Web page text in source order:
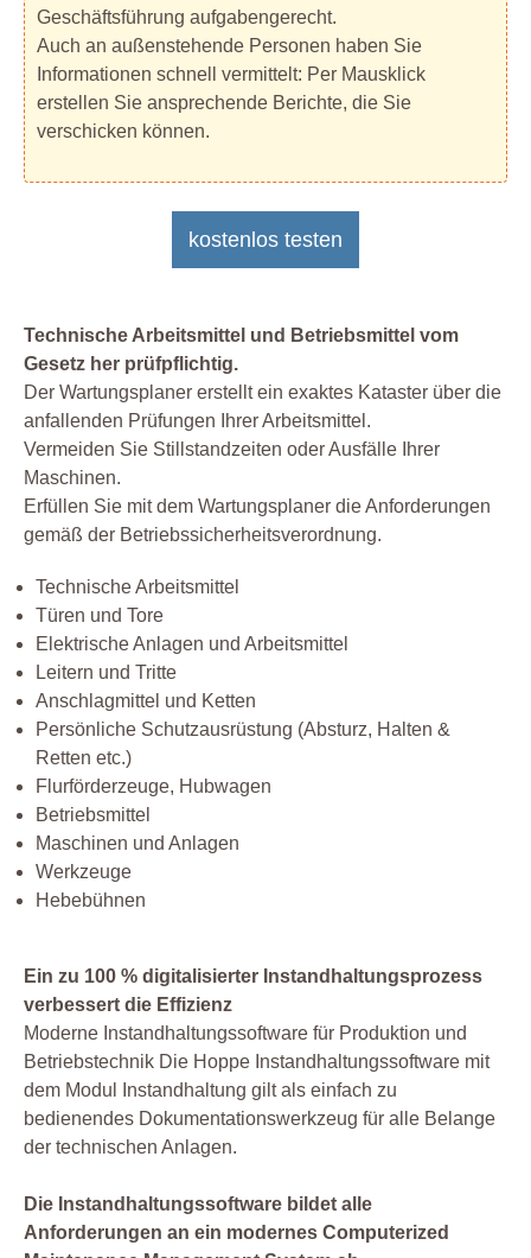
Geschäftsführung aufgabengerecht.
Auch an außenstehende Personen haben Sie
Informationen schnell vermittelt: Per Mausklick
erstellen Sie ansprechende Berichte, die Sie
verschicken können.
kostenlos testen
Technische Arbeitsmittel und Betriebsmittel vom
Gesetz her prüfpflichtig.
Der Wartungsplaner erstellt ein exaktes Kataster über die
anfallenden Prüfungen Ihrer Arbeitsmittel.
Vermeiden Sie Stillstandzeiten oder Ausfälle Ihrer
Maschinen.
Erfüllen Sie mit dem Wartungsplaner die Anforderungen
gemäß der Betriebssicherheitsverordnung.
Technische Arbeitsmittel
Türen und Tore
Elektrische Anlagen und Arbeitsmittel
Leitern und Tritte
Anschlagmittel und Ketten
Persönliche Schutzausrüstung (Absturz, Halten &
Retten etc.)
Flurförderzeuge, Hubwagen
Betriebsmittel
Maschinen und Anlagen
Werkzeuge
Hebebühnen
Ein zu 100 % digitalisierter Instandhaltungsprozess
verbessert die Effizienz
Moderne Instandhaltungssoftware für Produktion und
Betriebstechnik Die Hoppe Instandhaltungssoftware mit
dem Modul Instandhaltung gilt als einfach zu
bedienendes Dokumentationswerkzeug für alle Belange
der technischen Anlagen.
Die Instandhaltungssoftware bildet alle
Anforderungen an ein modernes Computerized